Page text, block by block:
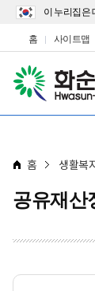
이 누리집은
홈 사이트맵
홈 생활복
공유재산